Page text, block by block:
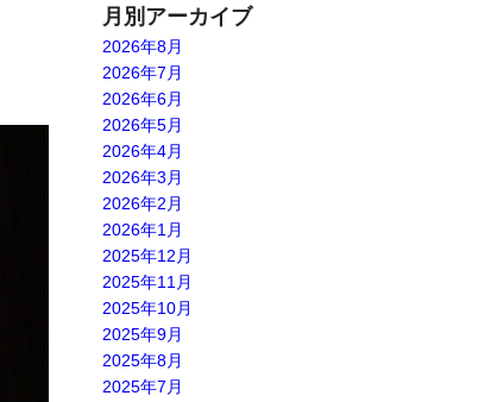
月別アーカイブ
2026年8月
2026年7月
2026年6月
2026年5月
2026年4月
2026年3月
2026年2月
2026年1月
2025年12月
2025年11月
2025年10月
2025年9月
2025年8月
2025年7月